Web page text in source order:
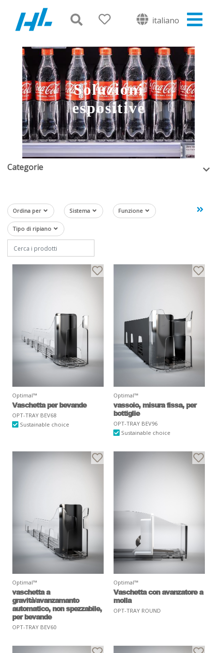
italiano
Soluzioni
espositive
Categorie
Ordina per Sistema Funzione
Tipo di ripiano
Optimal™
Vaschetta per bevande
OPT-TRAY BEV68
Sustainable choice
Optimal™
vassoio, misura fissa, per
bottiglie
OPT-TRAY BEV96
Sustainable choice
Optimal™
vaschetta a
gravità/avanzamanto
automatico, non spezzabile,
per bevande
OPT-TRAY BEV60
Optimal™
Vaschetta con avanzatore a
molla
OPT-TRAY ROUND